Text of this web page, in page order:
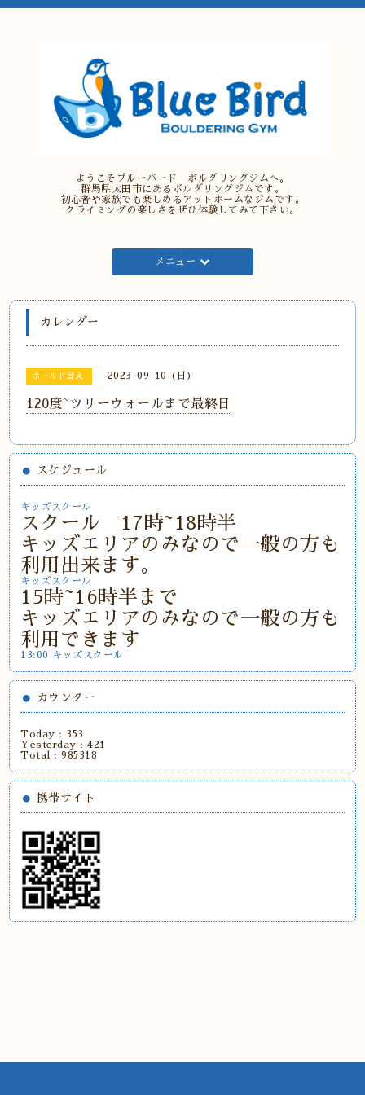
ようこそブルーバード ボルダリングジムへ。
群馬県太田市にあるボルダリングジムです。
初心者や家族でも楽しめるアットホームなジムです。
クライミングの楽しさをぜひ体験してみて下さい。
メニュー
カレンダー
ホールド替え 2023-09-10 (日)
120度~ツリーウォールまで最終日
スケジュール
キッズスクール
スクール 17時~18時半
キッズエリアのみなので一般の方も
利用出来ます。
キッズスクール
15時~16時半まで
キッズエリアのみなので一般の方も
利用できます
13:00 キッズスクール
カウンター
Today : 353
Yesterday :421
Total :985318
携帯サイト